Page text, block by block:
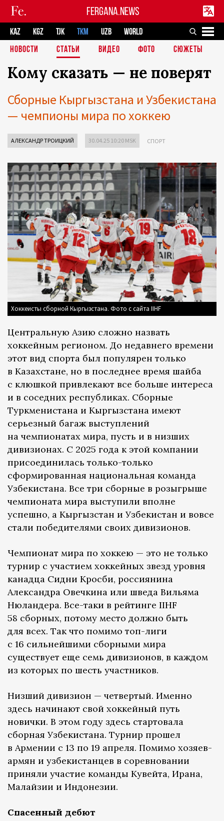
FERGANA.NEWS
KAZ KGZ TJK TKM UZB
WORLD
НОВОСТИ
СТАТЬИ ВИДЕО ФОТО СЮЖЕТЫ
Кому сказать — не поверят
Сборные Кыргызстана и Узбекистана
— чемпионы мира по хоккею
АЛЕКСАНДР ТРОИЦКИЙ 30.04.25 10:20 MSK СПОРТ
Хоккеисты сборной Кыргызстана. Фото с сайта IIHF
Центральную Азию сложно назвать
хоккейным регионом. До недавнего времени
этот вид спорта был популярен только
в Казахстане, но в последнее время шайба
с клюшкой привлекают все больше интереса
и в соседних республиках. Сборные
Туркменистана и Кыргызстана имеют
серьезный багаж выступлений
на чемпионатах мира, пусть и в низших
дивизионах. С 2025 года к этой компании
присоединилась только-только
сформированная национальная команда
Узбекистана. Все три сборные в розыгрыше
чемпионата мира выступили вполне
успешно, а Кыргызстан и Узбекистан и вовсе
стали победителями своих дивизионов.
Чемпионат мира по хоккею — это не только
турнир с участием хоккейных звезд уровня
канадца Сидни Кросби, россиянина
Александра Овечкина или шведа Вильяма
Нюландера. Все-таки в рейтинге IIHF
58 сборных, потому место должно быть
для всех. Так что помимо топ-лиги
с 16 сильнейшими сборными мира
существует еще семь дивизионов, в каждом
из которых по шесть участников.
Низший дивизион — четвертый. Именно
здесь начинают свой хоккейный путь
новички. В этом году здесь стартовала
сборная Узбекистана. Турнир прошел
в Армении с 13 по 19 апреля. Помимо хозяев-
армян и узбекистанцев в соревновании
приняли участие команды Кувейта, Ирана,
Малайзии и Индонезии.
Спасенный дебют